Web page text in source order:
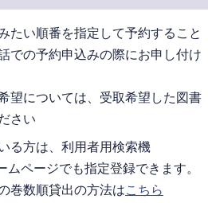
たい順番を指定して予約すること
での予約申込みの際にお申し付け
望については、受取希望した図書
さい
る方は、利用者用検索機
ムページでも指定登録できます。
巻数順貸出の方法はこちら